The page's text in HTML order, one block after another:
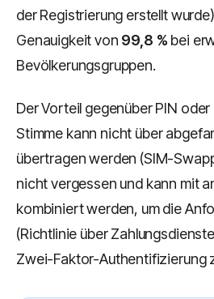
der Registrierung erstellt
Genauigkeit von 99,8 % bei
Bevölkerungsgruppen.
Der Vorteil gegenüber PIN
Stimme kann nicht über
übertragen werden (SIM-
nicht vergessen und kann mit
kombiniert werden, um die
(Richtlinie über
Zwei-Faktor-Authentifizierung